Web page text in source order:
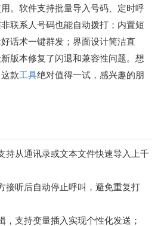
。软件支持批量导入号码、定时呼
联系人号码也能自动拨打；内置短
话术一键群发；界面设计简洁直
版本修复了闪退和兼容性问题。想
款工具绝对值得一试，感兴趣的朋
持从通讯录或文本文件快速导入上千
接听后自动停止呼叫，避免重复打
，支持变量插入实现个性化发送；